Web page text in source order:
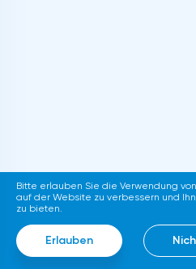
Bitte erlauben Sie die Verwendung
auf der Website zu verbessern und
zu bieten.
Erlauben